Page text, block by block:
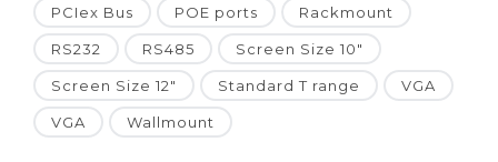
PCIex Bus POE ports Rackmount
RS232 RS485 Screen Size 10"
Screen Size 12" Standard T range VGA
VGA Wallmount